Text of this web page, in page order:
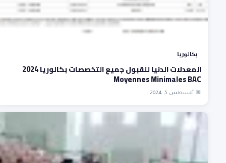
بكالوريا
المعدلات الدنيا للقبول جميع التخصصات بكالوريا 2024
Moyennes Minimales BAC
📅 أغسطس 5, 2024